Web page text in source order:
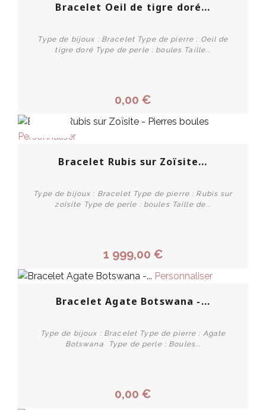
Bracelet Oeil de tigre doré...
Type de bijoux : Bracelet Type de pierre : Oeil de
tigre doré Type de perle : boules Taille...
0,00 €
Personnaliser
Bracelet Rubis sur Zoïsite...
Type de bijoux : Bracelet Type de pierre : Rubis sur
zoïsite Type de perle : boules Taille de...
1 999,00 €
Personnaliser
Bracelet Agate Botswana -...
Type de bijoux : Bracelet Type de pierre : Agate
Botswana Type de perle : Boules...
0,00 €